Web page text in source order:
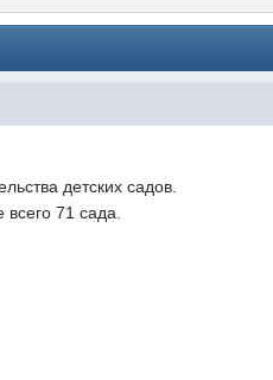
детских садов.
71 сада.